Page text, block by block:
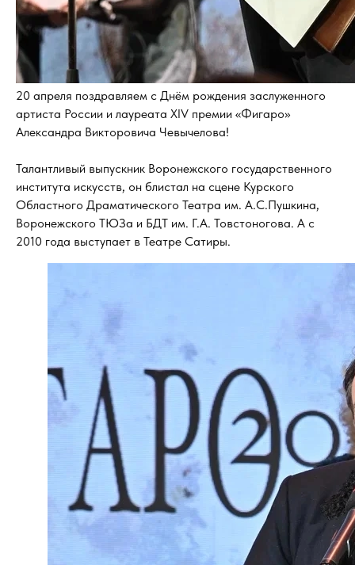
20 апреля поздравляем с Днём рождения заслуженного
артиста России и лауреата XIV премии «Фигаро»
Александра Викторовича Чевычелова!
Талантливый выпускник Воронежского государственного
института искусств, он блистал на сцене Курского
Областного Драматического Театра им. А.С.Пушкина,
Воронежского ТЮЗа и БДТ им. Г.А. Товстоногова. А с
2010 года выступает в Театре Сатиры.